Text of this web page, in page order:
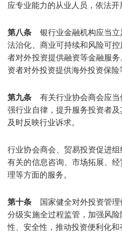
应专业能力的从业人员，依法开
第八条 银行业金融机构应当立
法治化、商业可持续和风险可
者对外投资提供融资等金融服
资者对外投资提供海外投资保险
第九条 有关行业协会商会应当
强行业自律，提升服务投资者及
及时反映行业诉求。
行业协会商会、贸易投资促进
有关的信息咨询、市场拓展、
理等方面的服务。
第十条 国家健全对外投资管理
分级实施全过程监管，加强风
性、安全性，推动投资便利化和